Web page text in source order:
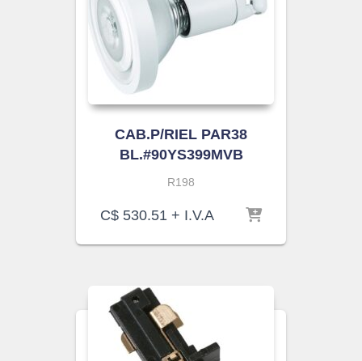
CAB.P/RIEL PAR38
BL.#90YS399MVB
R198
C$ 530.51 + I.V.A